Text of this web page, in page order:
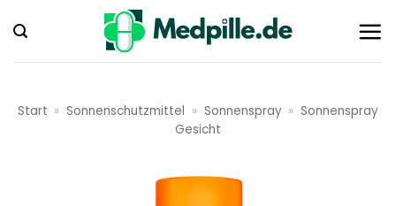
Inhalt
springen
Start » Sonnenschutzmittel » Sonnenspray » Sonnenspray
Gesicht